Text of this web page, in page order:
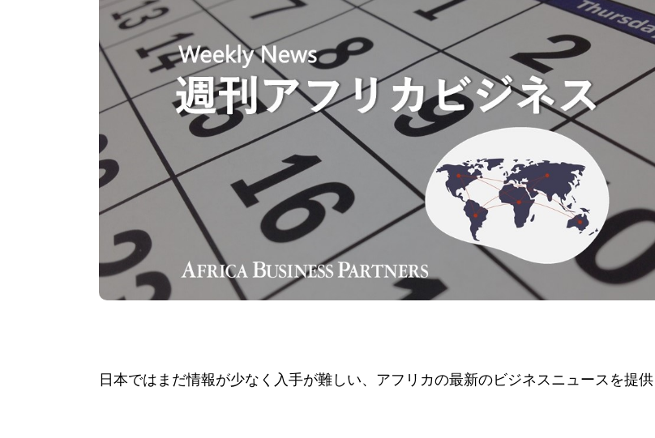
日本ではまだ情報が少なく入手が難しい、アフリカの最新のビジネスニュースを提供